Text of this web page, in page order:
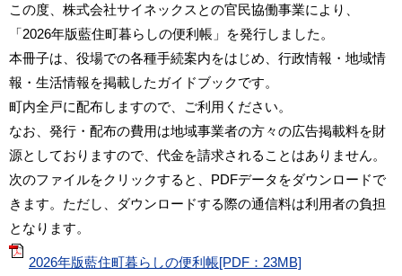
この度、株式会社サイネックスとの官民協働事業により、
「2026年版藍住町暮らしの便利帳」を発行しました。
本冊子は、役場での各種手続案内をはじめ、行政情報・地域情
報・生活情報を掲載したガイドブックです。
町内全戸に配布しますので、ご利用ください。
なお、発行・配布の費用は地域事業者の方々の広告掲載料を財
源としておりますので、代金を請求されることはありません。
次のファイルをクリックすると、PDFデータをダウンロードで
きます。ただし、ダウンロードする際の通信料は利用者の負担
となります。
2026年版藍住町暮らしの便利帳[PDF：23MB]